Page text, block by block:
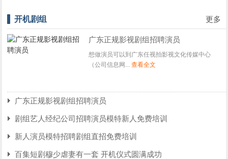
开机剧组 更多
广东正规影视剧组招聘演员
想做演员可以到广东任视拍影视文化传媒中心
（公司信息网...查看全文
广东正规影视剧组招聘演员
剧组艺人经纪公司招聘演员模特新人免费培训
新人演员模特招聘剧组直招免费培训
百集短剧穆少虐妻有一套 开机仪式圆满成功